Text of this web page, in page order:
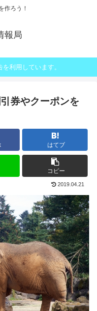
作ろう！
報局
利用しています。
券やクーポンを
はてブ
コピー
2019.04.21